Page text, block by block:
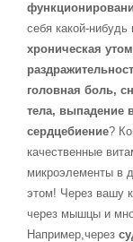
себя какой-
хроническая
головная боль,
тела, выпадение
сердцебиение?
качественные
микроэлементы в
этом! Через вашу
через мышцы и
Например,через